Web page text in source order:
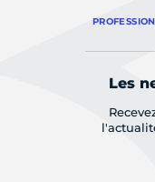
Les